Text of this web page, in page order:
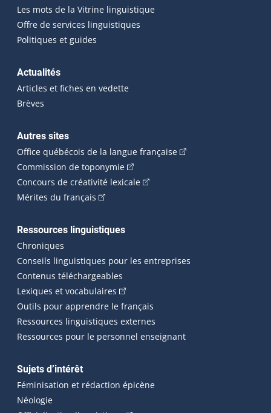
Les mots de la Vitrine linguistique
Offre de services linguistiques
Politiques et guides
Actualités
Articles et fiches en vedette
Brèves
Autres sites
Office québécois de la langue française(Cet hyperlien
Commission de toponymie(Cet hyperlien externe s'ouvrira
Concours de créativité lexicale(Cet hyperlien externe
Mérites du français (Cet hyperlien externe s'ouvrira dans une
Ressources linguistiques
Chroniques
Conseils linguistiques pour les entreprises
Contenus téléchargeables
Lexiques et vocabulaires (Cet hyperlien externe s'ouvrira
Outils pour apprendre le français
Ressources linguistiques externes
Ressources pour le personnel enseignant
Sujets d’intérêt
Féminisation et rédaction épicène
Néologie